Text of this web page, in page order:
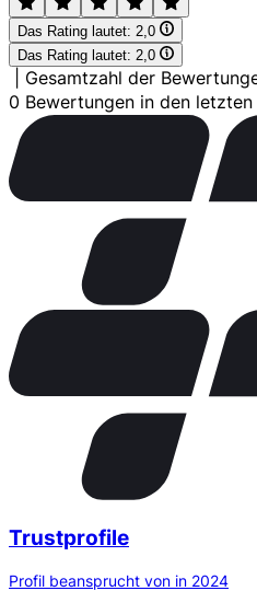
Das Rating lautet: 2,0
Das Rating lautet: 2,0
Gesamtzahl der
0 Bewertungen in den letzten
Trustprofile
Profil beansprucht von in 2024